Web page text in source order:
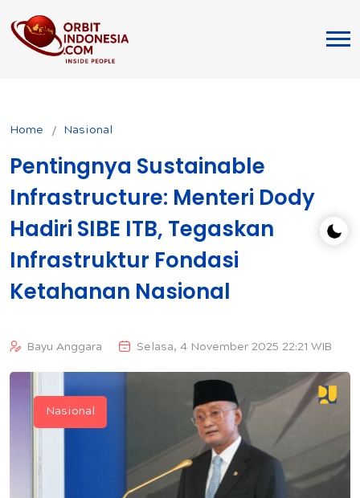
Home Nasional
Pentingnya Sustainable
Infrastructure: Menteri Dody
Hadiri SIBE ITB, Tegaskan
Infrastruktur Fondasi
Ketahanan Nasional
Bayu Anggara Selasa, 4 November 2025 22:21 WIB
Nasional